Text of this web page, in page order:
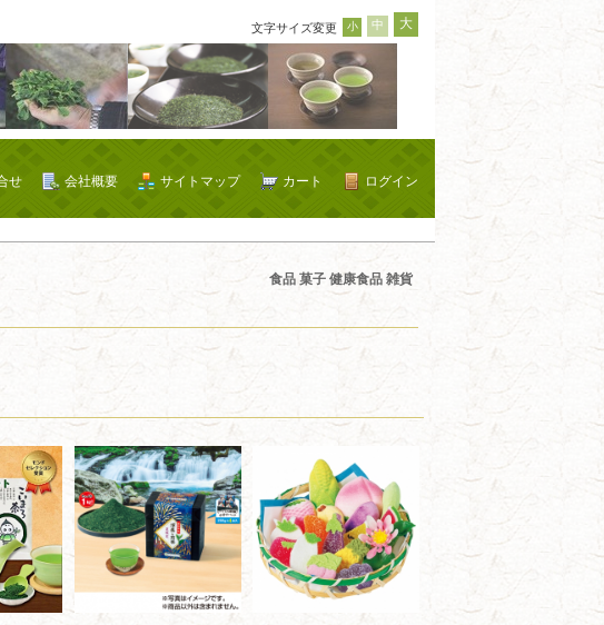
文字サイズ変更 小 中 大
ログイン
カート
サイトマップ
会社概要
せ
食品 菓子 健康食品 雑貨